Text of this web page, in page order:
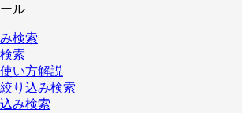
ル
検索
索
い方解説
り込み検索
み検索